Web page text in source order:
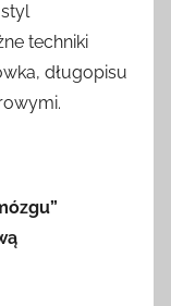
techniki
długopisu